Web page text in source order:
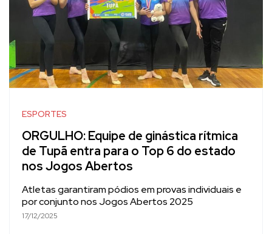
ESPORTES
ORGULHO: Equipe de ginástica rítmica
de Tupã entra para o Top 6 do estado
nos Jogos Abertos
Atletas garantiram pódios em provas individuais e
por conjunto nos Jogos Abertos 2025
17/12/2025